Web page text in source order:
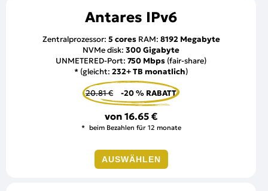
Antares IPv6
Zentralprozessor: 5 coresRAM: 8192 Megabyte
NVMe disk: 300 Gigabyte
UNMETERED-Port: 750 Mbps (fair-share)
* (gleicht: 232+ TB monatlich)
20.81 € -20 % RABATT
von 16.65 €
beim Bezahlen für 12 monate
AUSWÄHLEN